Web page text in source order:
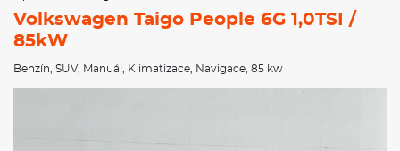
Volkswagen Taigo People 6G 1,0TSI /
85kW
Benzín SUV, Manuál Klimatizace Navigace , 85 kw